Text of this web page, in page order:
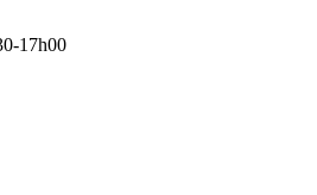
17h00